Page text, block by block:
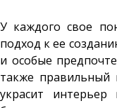
У каждого свое
подход к ее
и особые
также правильный
украсит